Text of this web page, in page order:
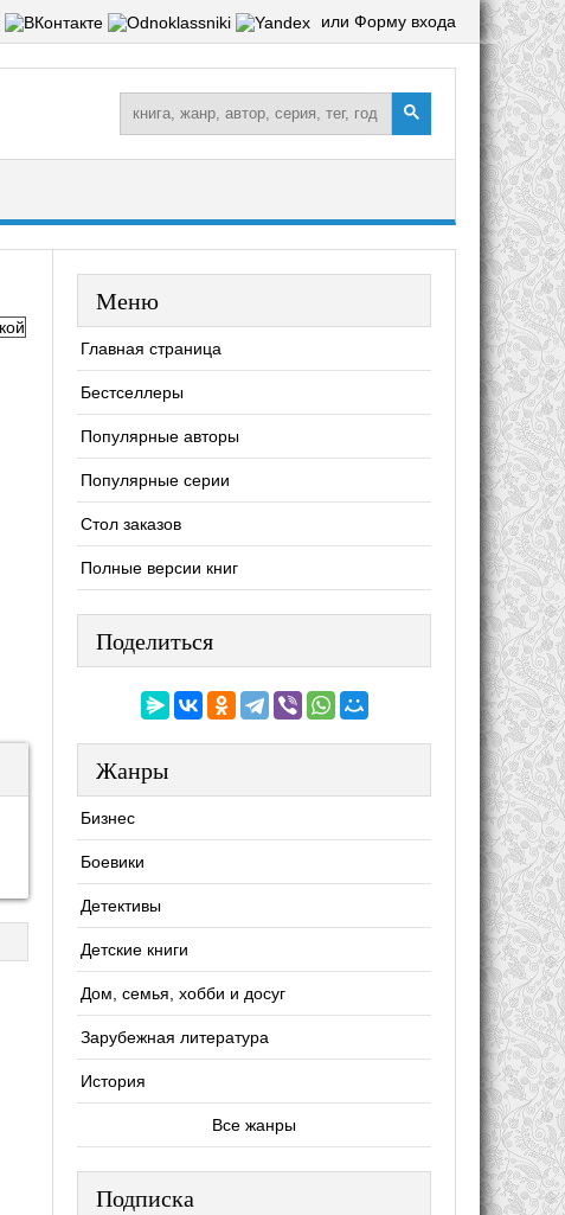
или Форму входа
Меню
Главная страница
Бестселлеры
Популярные авторы
Популярные серии
Стол заказов
Полные версии книг
Поделиться
Жанры
Бизнес
Боевики
Детективы
Детские книги
Дом, семья, хобби и досуг
Зарубежная литература
История
Все жанры
Подписка